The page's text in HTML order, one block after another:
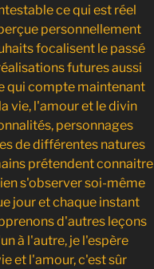
ce qui est réel
personnellement
focalisent le passé
futures aussi
qui compte maintenant
vie, l'amour et le divin
personnages
de différentes natures
prétendent connaitre
s'observer soi-même
jour et chaque instant
d'autres leçons
à l'autre, je l'espère
et l'amour, c'est sûr